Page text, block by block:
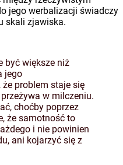
jego werbalizacji świadczy
skali zjawiska.
być większe niż
jego
problem staje się
w milczeniu.
choćby poprzez
że samotność to
i nie powinien
ani kojarzyć się z